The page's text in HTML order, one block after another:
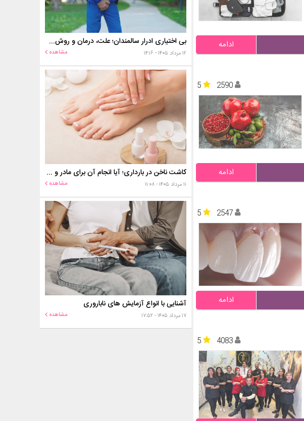
ادامه
5
2590
ادامه
5
2547
ادامه
5
4083
بی اختیاری ادرار سالمندان؛ علت، درمان و روش‌های کنترل در منزل
۱۲ مرداد ۱۴۰۵ - ۱۴:۱۶ مشاهده
کاشت ناخن در بارداری؛ آیا انجام آن برای مادر و جنین خطر دارد؟
۱۱ مرداد ۱۴۰۵ - ۱۱:۰۸ مشاهده
آشنایی با انواع آزمایش های ناباروری
۱۷ مرداد ۱۴۰۵ - ۱۷:۵۲ مشاهده